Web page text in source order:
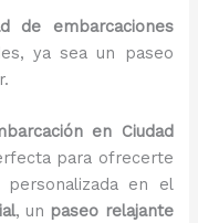
de embarcaciones
ya sea un paseo
en Ciudad
para ofrecerte
personalizada en el
, un paseo relajante